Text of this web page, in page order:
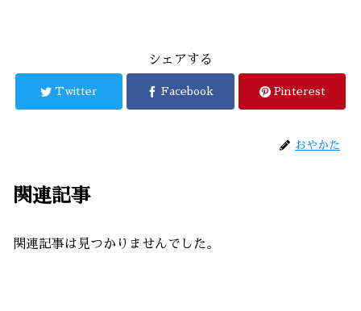
シェアする
Twitter Facebook Pinterest
おやかた
関連記事
関連記事は見つかりませんでした。